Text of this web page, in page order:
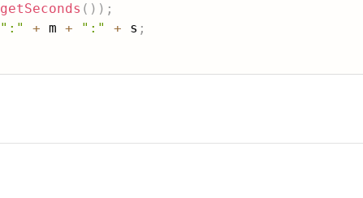
getSeconds ( ) ) ;
":" + m + ":" + s ;